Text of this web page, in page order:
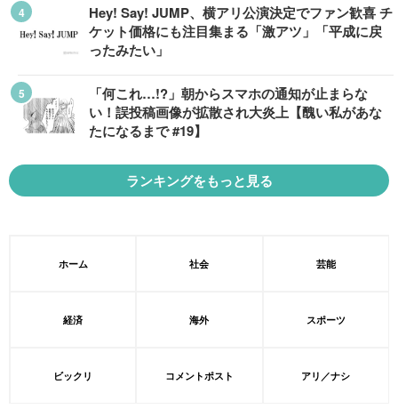
Hey! Say! JUMP、横アリ公演決定でファン歓喜 チ
ケット価格にも注目集まる「激アツ」「平成に戻
ったみたい」
「何これ…!?」朝からスマホの通知が止まらな
い！誤投稿画像が拡散され大炎上【醜い私があな
たになるまで #19】
ランキングをもっと見る
ホーム 社会 芸能
経済 海外 スポーツ
ビックリ コメントポスト アリ／ナシ